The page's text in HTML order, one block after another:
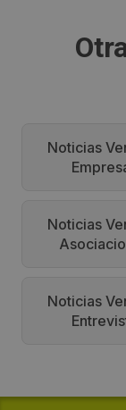
Noticias
Noticias
Noticias